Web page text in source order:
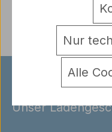
RC-PANZER
Unser
Nur
Alle